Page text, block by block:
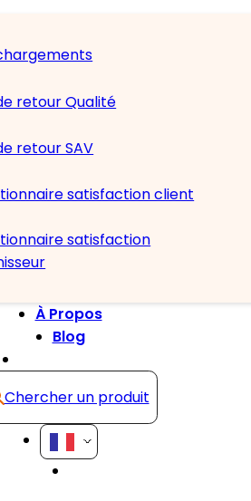
retour Qualité
retour SAV
satisfaction client
satisfaction
À Propos
Blog
Chercher un produit